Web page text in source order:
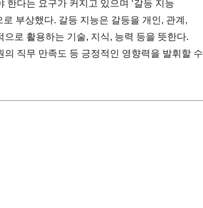
한다는 요구가 커지고 있으며 ‘갈등 지능
부상했다. 갈등 지능은 갈등을 개인, 관계,
로 활용하는 기술, 지식, 능력 등을 뜻한다.
직무 만족도 등 긍정적인 영향력을 발휘할 수